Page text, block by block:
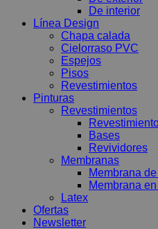
De interior
Línea Design
Chapa calada
Cielorraso PVC
Espejos
Pisos
Revestimientos
Pinturas
Revestimientos
Bases
Revividores
Membranas
Membrana
Membrana
Latex
Ofertas
Newsletter